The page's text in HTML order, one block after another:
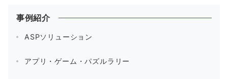
事例紹介
ASPソリューション
アプリ・ゲーム・パズルラリー